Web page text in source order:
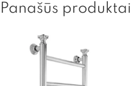
Panašūs produktai